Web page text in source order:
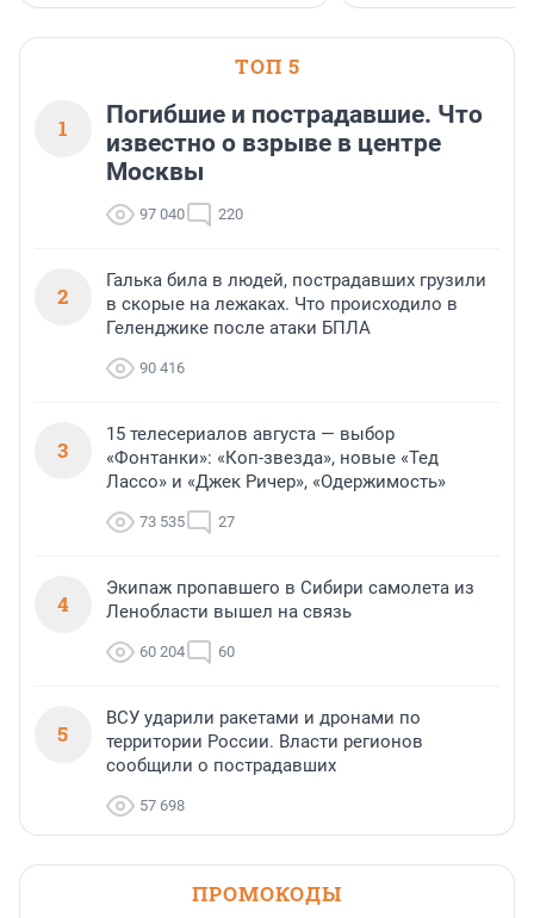
ТОП 5
1
Погибшие и пострадавшие. Что
известно о взрыве в центре
Москвы
97 040 220
2
Галька била в людей, пострадавших грузили
в скорые на лежаках. Что происходило в
Геленджике после атаки БПЛА
90 416
3
15 телесериалов августа — выбор
«Фонтанки»: «Коп-звезда», новые «Тед
Лассо» и «Джек Ричер», «Одержимость»
73 535 27
4
Экипаж пропавшего в Сибири самолета из
Ленобласти вышел на связь
60 204 60
5
ВСУ ударили ракетами и дронами по
территории России. Власти регионов
сообщили о пострадавших
57 698
ПРОМОКОДЫ